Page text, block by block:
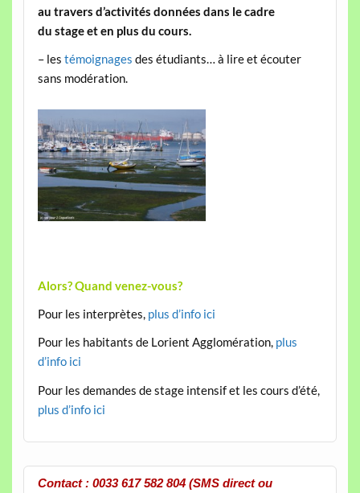
au travers d’activités données dans le cadre
du stage et en plus du cours.
– les témoignages des étudiants… à lire et écouter
sans modération.
Alors? Quand venez-vous?
Pour les interprètes, plus d’info ici
Pour les habitants de Lorient Agglomération, plus
d’info ici
Pour les demandes de stage intensif et les cours d’été,
plus d’info ici
Contact : 0033 617 582 804 (SMS direct ou